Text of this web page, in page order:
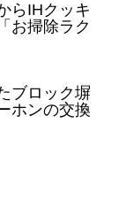
らIHクッキ
お掃除ラク
ブロック塀
ホンの交換